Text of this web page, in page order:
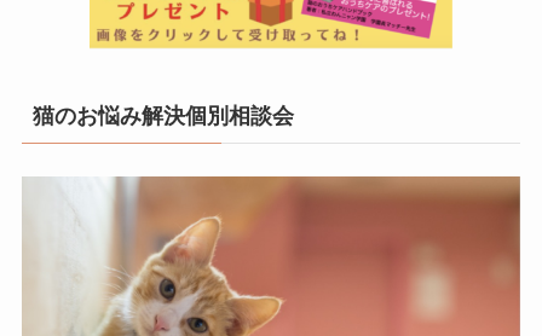
猫のお悩み解決個別相談会